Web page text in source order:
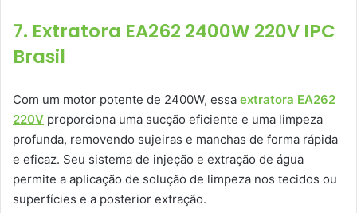
7. Extratora EA262 2400W 220V IPC
Brasil
Com um motor potente de 2400W, essa extratora EA262
220V proporciona uma sucção eficiente e uma limpeza
profunda, removendo sujeiras e manchas de forma rápida
e eficaz. Seu sistema de injeção e extração de água
permite a aplicação de solução de limpeza nos tecidos ou
superfícies e a posterior extração.